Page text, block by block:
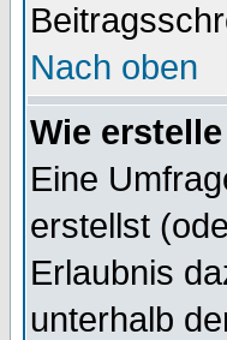
Nach oben
Wie
Eine
erstellst
Erlaubnis
unterhalb